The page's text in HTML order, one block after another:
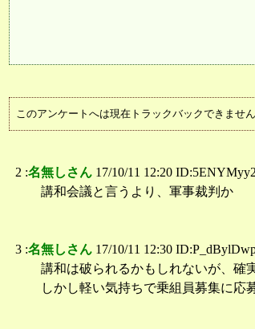
このアンケートへは現在トラックバックできません
2 :名無しさん 17/10/11 12:20
講和会議と言うより、軍事裁判か
3 :名無しさん 17/10/11 12:30
講和は破られるかもしれないが、確
しかし軽い気持ちで乗組員募集に応